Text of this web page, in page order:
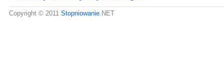
Copyright © 2011 Stopniowanie.NET